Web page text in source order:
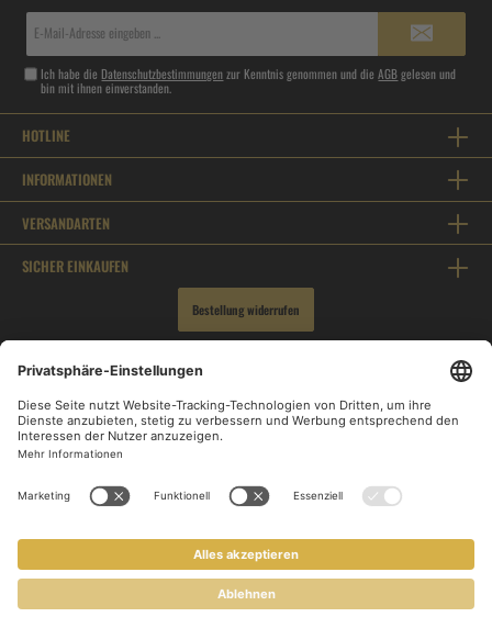
Ich habe die Datenschutzbestimmungenzur Kenntnis genommen und dieAGBgelesen und
bin mit ihnen einverstanden.
HOTLINE
INFORMATIONEN
VERSANDARTEN
SICHER EINKAUFEN
Bestellung widerrufen